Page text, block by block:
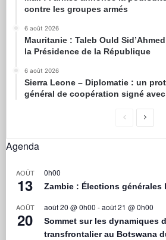
contre les groupes armés
6 août 2026
Mauritanie : Taleb Ould
la Présidence de la République
6 août 2026
Sierra Leone – Diplomatie : un
général de coopération signé
Agenda
AOÛT
13
0h00
Zambie : Élections générales
AOÛT
20
août 20 @ 0h00 -août 21 @ 0h00
Sommet sur les dynamiques
transfrontalier au Botswana